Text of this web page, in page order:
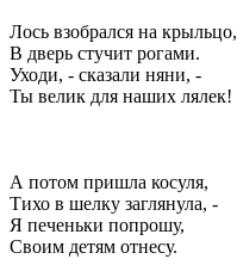
Лось взобрался на крыльцо,
В дверь стучит рогами.
Уходи, - сказали няни, -
Ты велик для наших лялек!
А потом пришла косуля,
Тихо в шелку заглянула, -
Я печеньки попрошу,
Своим детям отнесу.